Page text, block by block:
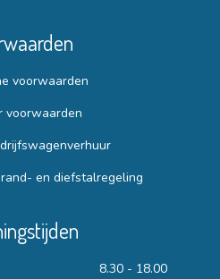
voorwaarden
voorwaarden
en diefstalregeling
8.30 - 18.00